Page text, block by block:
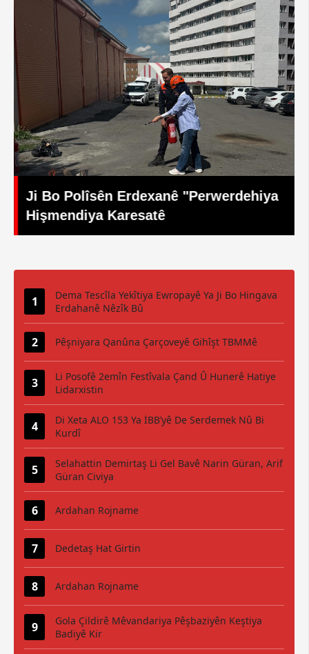
Ji Bo Polîsên Erdexanê "Perwerdehiya
Hişmendiya Karesatê
Dema Tescîla Yekîtiya Ewropayê Ya Ji Bo Hingava
Erdahanê Nêzîk Bû
Pêşniyara Qanûna Çarçoveyê Gihîşt TBMMê
Li Posofê 2emîn Festîvala Çand Û Hunerê Hatiye
Lidarxistin
Di Xeta ALO 153 Ya İBB’yê De Serdemek Nû Bi
Kurdî
Selahattin Demirtaş Li Gel Bavê Narin Güran, Arif
Güran Civiya
Ardahan Rojname
Dedetaş Hat Girtin
Ardahan Rojname
Gola Çildirê Mêvandariya Pêşbaziyên Keştiya
Badiyê Kir